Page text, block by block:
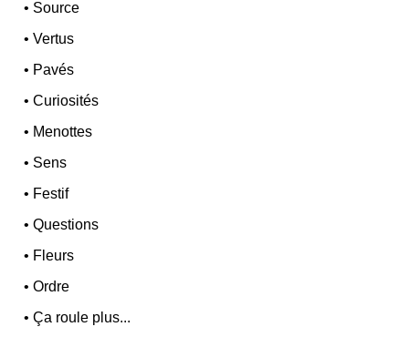
• Source
•Vertus
• Pavés
•Curiosités
• Menottes
• Sens
• Festif
•Questions
• Fleurs
•Ordre
•Ça roule plus...